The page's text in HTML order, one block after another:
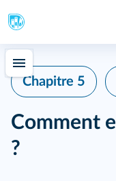
Chapitre 5
Comment
?